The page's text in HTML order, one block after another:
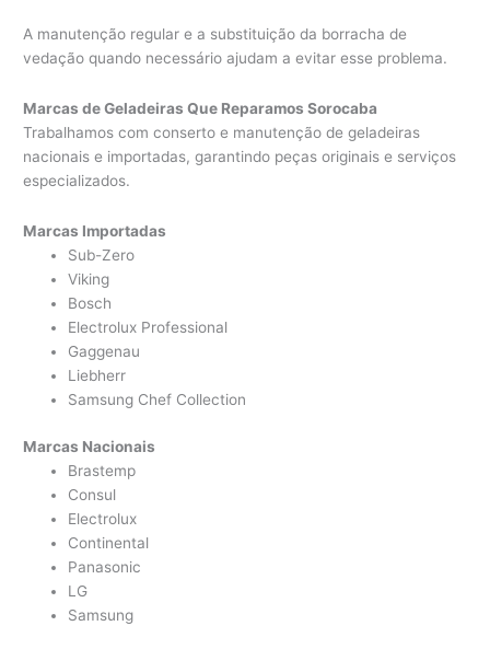
A manutenção regular e a substituição da borracha de
vedação quando necessário ajudam a evitar esse problema.
Marcas de Geladeiras Que Reparamos Sorocaba
Trabalhamos com conserto e manutenção de geladeiras
nacionais e importadas, garantindo peças originais e serviços
especializados.
Marcas Importadas
Sub-Zero
Viking
Bosch
Electrolux Professional
Gaggenau
Liebherr
Samsung Chef Collection
Marcas Nacionais
Brastemp
Consul
Electrolux
Continental
Panasonic
LG
Samsung